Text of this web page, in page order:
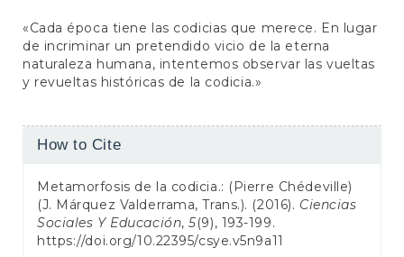
«Cada época tiene las codicias que merece. En lugar
de incriminar un pretendido vicio de la eterna
naturaleza humana, intentemos observar las vueltas
y revueltas históricas de la codicia.»
Article
How to Cite
Metamorfosis de la codicia.: (Pierre Chédeville)
(J. Márquez Valderrama, Trans.). (2016). Ciencias
Sociales Y Educación,5(9), 193-199.
https://doi.org/10.22395/csye.v5n9a11